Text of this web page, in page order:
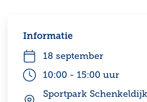
Informatie
18 september
10:00 - 15:00 uur
Sportpark